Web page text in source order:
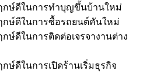
กษ์ดีในการทำบุญขึ้นบ้านใหม่
กษ์ดีในการซื้อรถยนต์คันใหม่
กษ์ดีในการติดต่อเจรจางานต่าง
กษ์ดีในการเปิดร้านเริ่มธุรกิจ